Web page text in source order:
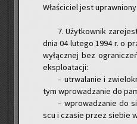
Wła­ści­ciel jest
7. Użyt­kow­nik
dnia 04 lu­te­go 1994 r. o
wy­łącz­nej bez
eks­plo­ata­cji:
– utrwa­la­nie i
tym wpro­wa­dza­nie do
– wpro­wa­dza­nie do
scu i cza­sie przez sie­bie